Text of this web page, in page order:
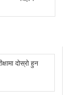
दोस्रो हुन